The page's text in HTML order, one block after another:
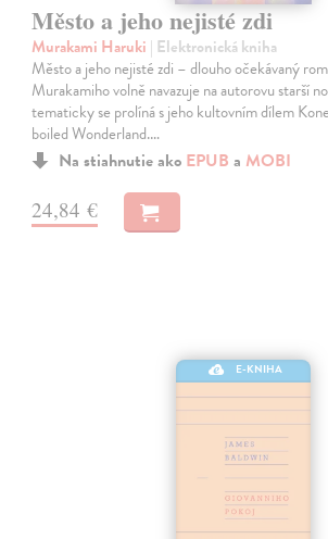
Město a jeho nejisté zdi
Murakami Haruki | Elektronická kniha
Město a jeho nejisté zdi – dlouho očekávaný
Murakamiho volně navazuje na autorovu starší
tematicky se prolíná s jeho kultovním dílem
boiled Wonderland.…
Na stiahnutie ako EPUB a MOBI
24,84 €
E-KNIHA